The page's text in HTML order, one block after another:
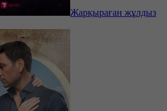
Жарқыраған жұлдыз